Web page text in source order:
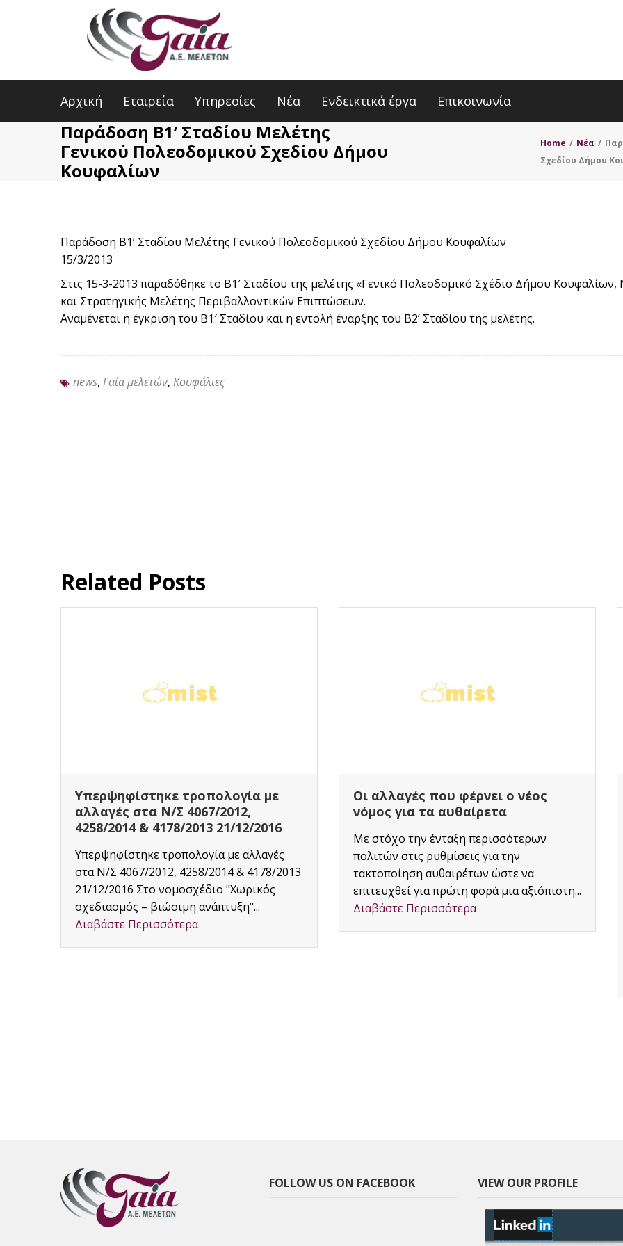
Αρχική Εταιρεία Υπηρεσίες Νέα Ενδεικτικά έργα Επικοινωνία
Παράδοση Β1ʼ Σταδίου Μελέτης
Γενικού Πολεοδομικού Σχεδίου Δήμου
Κουφαλίων
Home / Nέα /
Σχεδίου Δήμου
Παράδοση Β1ʼ Σταδίου Μελέτης Γενικού Πολεοδομικού Σχεδίου Δήμου Κουφαλίων
15/3/2013
Στις 15-3-2013 παραδόθηκε το Β1′ Σταδίου της μελέτης «Γενικό Πολεοδομικό Σχέδιο Δήμου
και Στρατηγικής Μελέτης Περιβαλλοντικών Επιπτώσεων.
Αναμένεται η έγκριση του Β1′ Σταδίου και η εντολή έναρξης του Β2ʼ Σταδίου της μελέτης.
news, Γαία μελετών, Κουφάλιες
Related Posts
Οι αλλαγές που φέρνει ο νέος
νόμος για τα αυθαίρετα
πολιτών στις ρυθμίσεις για την
τακτοποίηση αυθαιρέτων ώστε να
επιτευχθεί για πρώτη φορά μια αξιόπιστη...
Διαβάστε Περισσότερα
Παράταση προθεσμίας υποβολής
δηλώσεων σε περιοχές Δήμων
Π.Ε.Θεσσαλονίκης 30/1/2017
Παράταση προθεσμίας υποβολής
δηλώσεων σε περιοχές Δήμων Θερμαϊκού
και Θέρμης Π.Ε.Θεσσαλονίκης 30/1/2017
FOLLOW US ON FACEBOOK VIEW OUR PROFILE